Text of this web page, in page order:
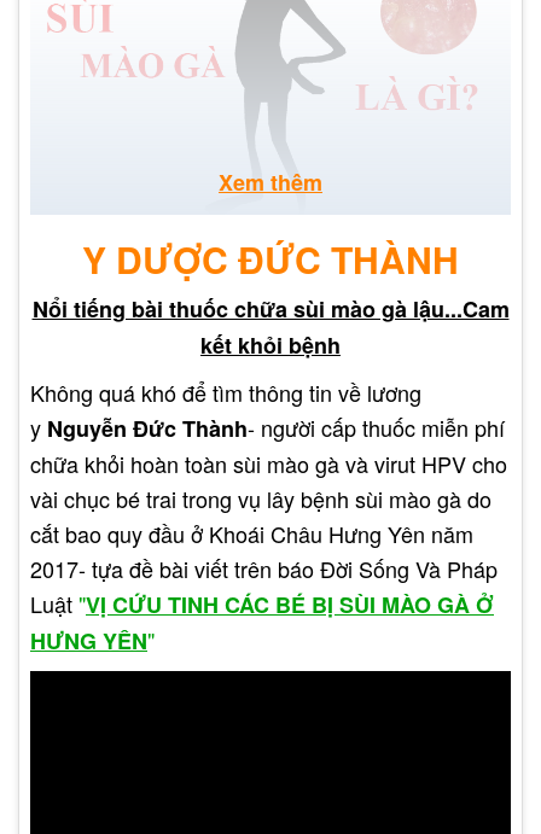
Nguyên nhân gây ra sùi mào
gà ở vùng kín nữ giới
Nguyên nhân gây ra sùi mào gà ở vùng kín nữ
giới thường là do quan hệ tình dục không an toàn
hoặc sử dụng chung đồ cá nhân như khăn tắm,
son môi hoặc đồ lót với người bị bệnh. Triệu
chứng thông thường của sùi mào gà ở vùng kín
nữ giới bao gồm sự xuất hiện các nốt sùi, mụn có
màu trắng hoặc hồng nhạt, có đường kính từ 1-
2mm, có thể gây đau và ngứa.
Xem thêm
Y DƯỢC ĐỨC THÀNH
Nổi tiếng bài thuốc chữa sùi mào gà lậu...Cam
kết khỏi bệnh
Không quá khó để tìm thông tin về lương
y Nguyễn Đức Thành- người cấp thuốc miễn phí
chữa khỏi hoàn toàn sùi mào gà và virut HPV cho
vài chục bé trai trong vụ lây bệnh sùi mào gà do
cắt bao quy đầu ở Khoái Châu Hưng Yên năm
2017- tựa đề bài viết trên báo Đời Sống Và Pháp
Luật "VỊ CỨU TINH CÁC BÉ BỊ SÙI MÀO GÀ Ở
HƯNG YÊN"